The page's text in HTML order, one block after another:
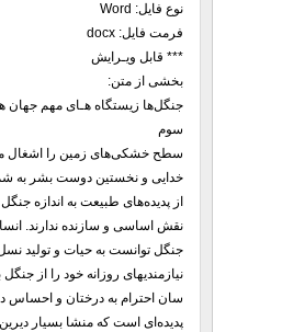
نوع فایل: Word
فرمت فایل: docx
*** قابل ویـرایش
بخشی از متن:
جنگل‌ها زیستگاه ‌هـای مهم جهان
سوم
سطح خشکی‌های زمین را اشغال
خدایی و نخستین دوست بشر به
از پدیده‌های طبیعت به اندازه
نقش اساسی و سازنده ندارند.
جنگل توانست به حیات و تولید نسل
نیازمندیهای روزانه خود را از
سان احترام به درختان و احساس
پدیده‌ای است که منشا بسیار دیرین